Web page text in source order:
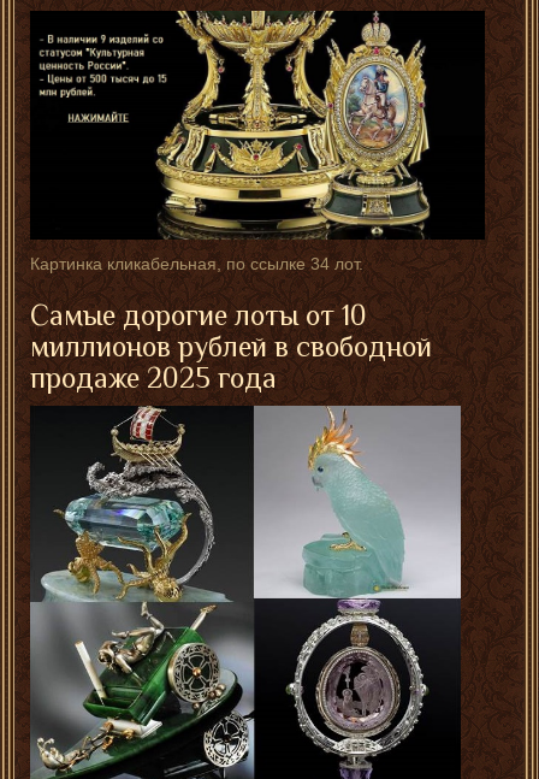
Картинка кликабельная, по ссылке 34 лот.
Самые дорогие лоты от 10
миллионов рублей в свободной
продаже 2025 года